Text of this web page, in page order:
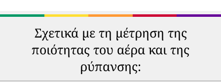
Σχετικά με τη μέτρηση της
ποιότητας του αέρα και της
ρύπανσης: